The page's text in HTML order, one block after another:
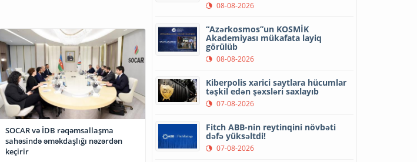
SOCAR və İDB rəqəmsallaşma
sahəsində əməkdaşlığı nəzərdən
keçirir
08-08-2026
“Azərkosmos”un KOSMİK
Akademiyası mükafata layiq
görülüb
08-08-2026
Kiberpolis xarici saytlara hücumlar
təşkil edən şəxsləri saxlayıb
07-08-2026
Fitch ABB-nin reytinqini növbəti
dəfə yüksəltdi!
07-08-2026